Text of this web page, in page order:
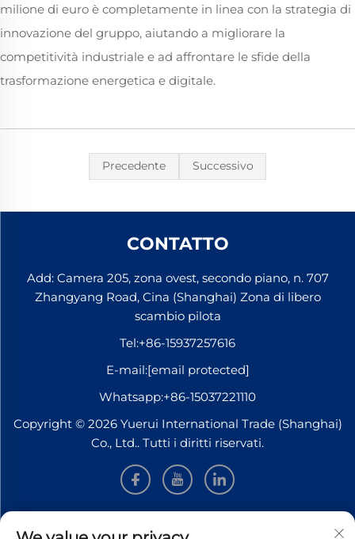
milione di euro è completamente in linea con la strategia di
innovazione del gruppo, aiutando a migliorare la
competitività industriale e ad affrontare le sfide della
trasformazione energetica e digitale.
Precedente Successivo
CONTATTO
Add: Camera 205, zona ovest, secondo piano, n. 707
Zhangyang Road, Cina (Shanghai) Zona di libero
scambio pilota
Tel:+86-15937257616
E-mail:[email protected]
Whatsapp:+86-15037221110
Copyright © 2026 Yuerui International Trade (Shanghai)
Co., Ltd.. Tutti i diritti riservati.
INFORMAZIONI